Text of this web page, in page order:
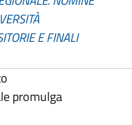
E FINALI
promulga